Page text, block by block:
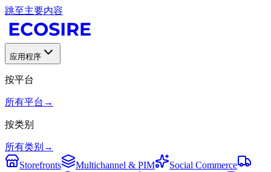
跳至主要内容
应用程序
按平台
所有平台 →
按类别
所有类别 →
Storefronts
Multichannel & PIM
Social Commerce